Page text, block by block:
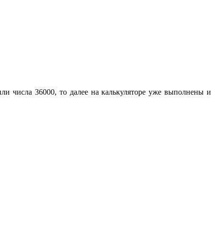
числа 36000, то далее на калькуляторе уже выполнены и